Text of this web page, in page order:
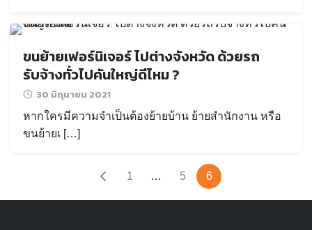
Search
for:
ขนย้ายเฟอร์นิเจอร์ ไปต่างจังหวัด ด้วยรถ
รับจ้างทั่วไปคันใหญ่ดีไหม ?
30 มิถุนายน 2021
หากใครมีความจำเป็นต้องย้ายบ้าน ย้ายสำนักงาน หรือ
ขนย้ายเ […]
1 … 5 6